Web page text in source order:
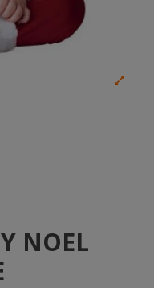
NOEL